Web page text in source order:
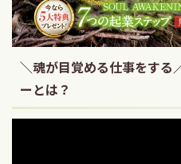
＼魂が目覚める仕事をする
ーとは？